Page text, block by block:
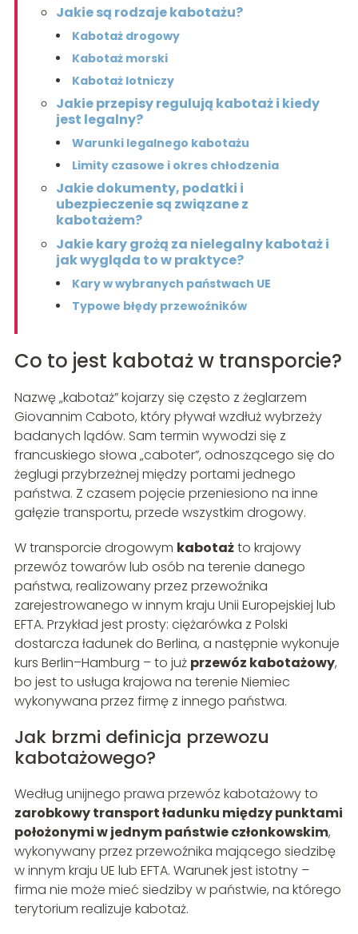
Jakie są rodzaje kabotażu?
Kabotaż drogowy
Kabotaż morski
Kabotaż lotniczy
Jakie przepisy regulują kabotaż i kiedy
jest legalny?
Warunki legalnego kabotażu
Limity czasowe i okres chłodzenia
Jakie dokumenty, podatki i
ubezpieczenie są związane z
kabotażem?
Jakie kary grożą za nielegalny kabotaż i
jak wygląda to w praktyce?
Kary w wybranych państwach UE
Typowe błędy przewoźników
Co to jest kabotaż w transporcie?
Nazwę „kabotaż” kojarzy się często z żeglarzem
Giovannim Caboto, który pływał wzdłuż wybrzeży
badanych lądów. Sam termin wywodzi się z
francuskiego słowa „caboter”, odnoszącego się do
żeglugi przybrzeżnej między portami jednego
państwa. Z czasem pojęcie przeniesiono na inne
gałęzie transportu, przede wszystkim drogowy.
W transporcie drogowym kabotażto krajowy
przewóz towarów lub osób na terenie danego
państwa, realizowany przez przewoźnika
zarejestrowanego w innym kraju Unii Europejskiej lub
EFTA. Przykład jest prosty: ciężarówka z Polski
dostarcza ładunek do Berlina, a następnie wykonuje
kurs Berlin–Hamburg – to już przewóz kabotażowy,
bo jest to usługa krajowa na terenie Niemiec
wykonywana przez firmę z innego państwa.
Jak brzmi definicja przewozu
kabotażowego?
Według unijnego prawa przewóz kabotażowy to
zarobkowy transport ładunku między punktami
położonymi w jednym państwie członkowskim,
wykonywany przez przewoźnika mającego siedzibę
w innym kraju UE lub EFTA. Warunek jest istotny –
firma nie może mieć siedziby w państwie, na którego
terytorium realizuje kabotaż.